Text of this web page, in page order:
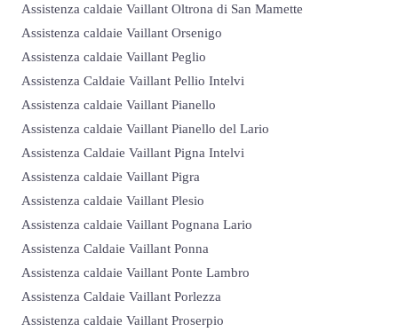
Assistenza caldaie Vaillant Oltrona di San Mamette
Assistenza caldaie Vaillant Orsenigo
Assistenza caldaie Vaillant Peglio
Assistenza Caldaie Vaillant Pellio Intelvi
Assistenza caldaie Vaillant Pianello
Assistenza caldaie Vaillant Pianello del Lario
Assistenza Caldaie Vaillant Pigna Intelvi
Assistenza caldaie Vaillant Pigra
Assistenza caldaie Vaillant Plesio
Assistenza caldaie Vaillant Pognana Lario
Assistenza Caldaie Vaillant Ponna
Assistenza caldaie Vaillant Ponte Lambro
Assistenza Caldaie Vaillant Porlezza
Assistenza caldaie Vaillant Proserpio